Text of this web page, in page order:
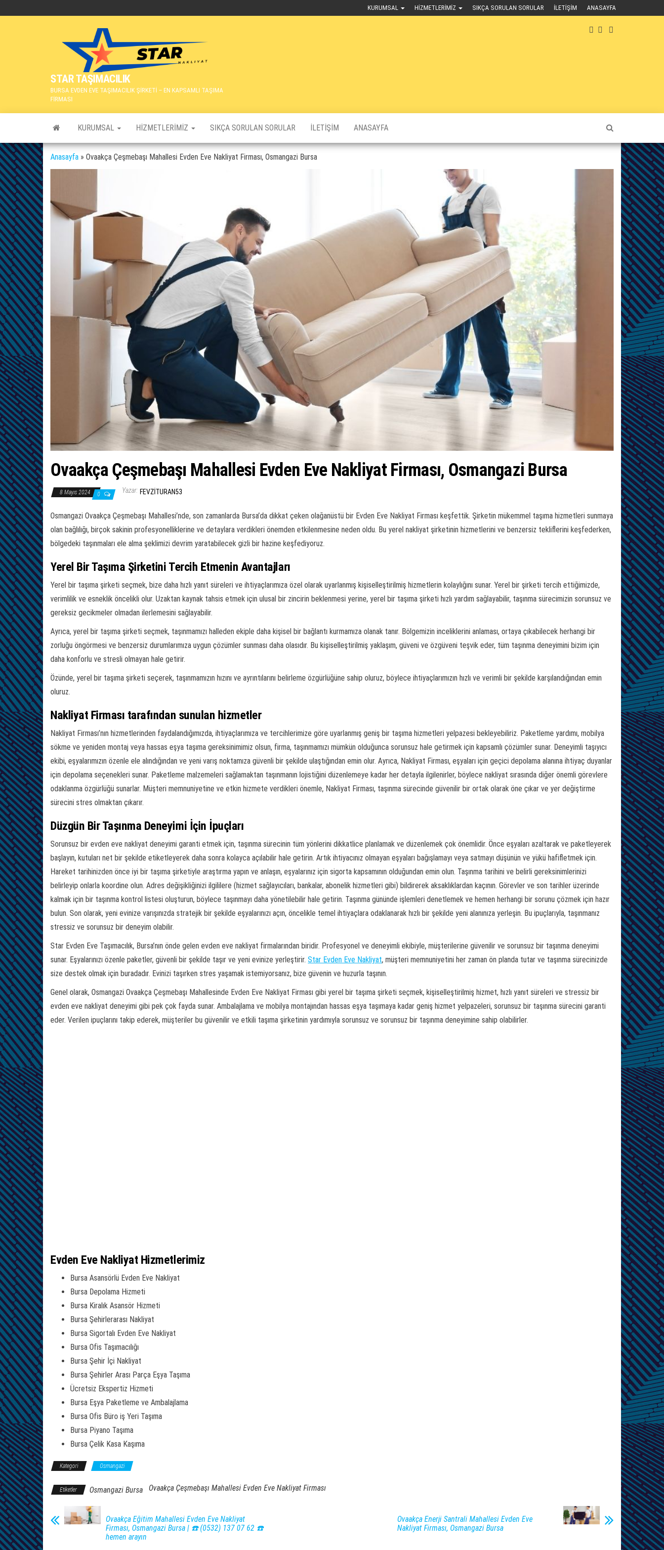
KURUMSAL HIZMETLERIMIZ SIKÇA SORULAN SORULAR İLETIŞIM ANASAYFA
STAR TAŞIMACILIK
BURSA EVDEN EVE TAŞIMACILIK ŞİRKETİ – EN KAPSAMLI TAŞIMA
FİRMASI
KURUMSAL HIZMETLERIMIZ SIKÇA SORULAN SORULAR İLETIŞIM ANASAYFA
Anasayfa » Ovaakça Çeşmebaşı Mahallesi Evden Eve Nakliyat Firması, Osmangazi Bursa
Ovaakça Çeşmebaşı Mahallesi Evden Eve Nakliyat Firması, Osmangazi Bursa
8 Mayıs 2024 0 Yazar: FEVZITURAN53
Osmangazi Ovaakça Çeşmebaşı Mahallesi’nde, son zamanlarda Bursa’da dikkat çeken olağanüstü bir Evden Eve Nakliyat Firması keşfettik. Şirketin mükemmel taşıma hizmetleri sunmaya
olan bağlılığı, birçok sakinin profesyonelliklerine ve detaylara verdikleri önemden etkilenmesine neden oldu. Bu yerel nakliyat şirketinin hizmetlerini ve benzersiz tekliflerini keşfederken,
bölgedeki taşınmaları ele alma şeklimizi devrim yaratabilecek gizli bir hazine keşfediyoruz.
Yerel Bir Taşıma Şirketini Tercih Etmenin Avantajları
Yerel bir taşıma şirketi seçmek, bize daha hızlı yanıt süreleri ve ihtiyaçlarımıza özel olarak uyarlanmış kişiselleştirilmiş hizmetlerin kolaylığını sunar. Yerel bir şirketi tercih ettiğimizde,
verimlilik ve esneklik öncelikli olur. Uzaktan kaynak tahsis etmek için ulusal bir zincirin beklenmesi yerine, yerel bir taşıma şirketi hızlı yardım sağlayabilir, taşınma sürecimizin sorunsuz ve
gereksiz gecikmeler olmadan ilerlemesini sağlayabilir.
Ayrıca, yerel bir taşıma şirketi seçmek, taşınmamızı halleden ekiple daha kişisel bir bağlantı kurmamıza olanak tanır. Bölgemizin inceliklerini anlaması, ortaya çıkabilecek herhangi bir
zorluğu öngörmesi ve benzersiz durumlarımıza uygun çözümler sunması daha olasıdır. Bu kişiselleştirilmiş yaklaşım, güveni ve özgüveni teşvik eder, tüm taşınma deneyimini bizim için
daha konforlu ve stresli olmayan hale getirir.
Özünde, yerel bir taşıma şirketi seçerek, taşınmamızın hızını ve ayrıntılarını belirleme özgürlüğüne sahip oluruz, böylece ihtiyaçlarımızın hızlı ve verimli bir şekilde karşılandığından emin
oluruz.
Nakliyat Firması tarafından sunulan hizmetler
Nakliyat Firması’nın hizmetlerinden faydalandığımızda, ihtiyaçlarımıza ve tercihlerimize göre uyarlanmış geniş bir taşıma hizmetleri yelpazesi bekleyebiliriz. Paketleme yardımı, mobilya
sökme ve yeniden montaj veya hassas eşya taşıma gereksinimimiz olsun, firma, taşınmamızı mümkün olduğunca sorunsuz hale getirmek için kapsamlı çözümler sunar. Deneyimli taşıyıcı
ekibi, eşyalarımızın özenle ele alındığından ve yeni varış noktamıza güvenli bir şekilde ulaştığından emin olur. Ayrıca, Nakliyat Firması, eşyaları için geçici depolama alanına ihtiyaç duyanlar
için depolama seçenekleri sunar. Paketleme malzemeleri sağlamaktan taşınmanın lojistiğini düzenlemeye kadar her detayla ilgilenirler, böylece nakliyat sırasında diğer önemli görevlere
odaklanma özgürlüğü sunarlar. Müşteri memnuniyetine ve etkin hizmete verdikleri önemle, Nakliyat Firması, taşınma sürecinde güvenilir bir ortak olarak öne çıkar ve yer değiştirme
sürecini stres olmaktan çıkarır.
Düzgün Bir Taşınma Deneyimi İçin İpuçları
Sorunsuz bir evden eve nakliyat deneyimi garanti etmek için, taşınma sürecinin tüm yönlerini dikkatlice planlamak ve düzenlemek çok önemlidir. Önce eşyaları azaltarak ve paketleyerek
başlayın, kutuları net bir şekilde etiketleyerek daha sonra kolayca açılabilir hale getirin. Artık ihtiyacınız olmayan eşyaları bağışlamayı veya satmayı düşünün ve yükü hafifletmek için.
Hareket tarihinizden önce iyi bir taşıma şirketiyle araştırma yapın ve anlaşın, eşyalarınız için sigorta kapsamının olduğundan emin olun. Taşınma tarihini ve belirli gereksinimlerinizi
belirleyip onlarla koordine olun. Adres değişikliğinizi ilgililere (hizmet sağlayıcıları, bankalar, abonelik hizmetleri gibi) bildirerek aksaklıklardan kaçının. Görevler ve son tarihler üzerinde
kalmak için bir taşınma kontrol listesi oluşturun, böylece taşınmayı daha yönetilebilir hale getirin. Taşınma gününde işlemleri denetlemek ve hemen herhangi bir sorunu çözmek için hazır
bulun. Son olarak, yeni evinize varışınızda stratejik bir şekilde eşyalarınızı açın, öncelikle temel ihtiyaçlara odaklanarak hızlı bir şekilde yeni alanınıza yerleşin. Bu ipuçlarıyla, taşınmanız
stressiz ve sorunsuz bir deneyim olabilir.
Star Evden Eve Taşımacılık, Bursa’nın önde gelen evden eve nakliyat firmalarından biridir. Profesyonel ve deneyimli ekibiyle, müşterilerine güvenilir ve sorunsuz bir taşınma deneyimi
sunar. Eşyalarınızı özenle paketler, güvenli bir şekilde taşır ve yeni evinize yerleştirir. Star Evden Eve Nakliyat, müşteri memnuniyetini her zaman ön planda tutar ve taşınma sürecinizde
size destek olmak için buradadır. Evinizi taşırken stres yaşamak istemiyorsanız, bize güvenin ve huzurla taşının.
Genel olarak, Osmangazi Ovaakça Çeşmebaşı Mahallesinde Evden Eve Nakliyat Firması gibi yerel bir taşıma şirketi seçmek, kişiselleştirilmiş hizmet, hızlı yanıt süreleri ve stressiz bir
evden eve nakliyat deneyimi gibi pek çok fayda sunar. Ambalajlama ve mobilya montajından hassas eşya taşımaya kadar geniş hizmet yelpazeleri, sorunsuz bir taşınma sürecini garanti
eder. Verilen ipuçlarını takip ederek, müşteriler bu güvenilir ve etkili taşıma şirketinin yardımıyla sorunsuz ve sorunsuz bir taşınma deneyimine sahip olabilirler.
Evden Eve Nakliyat Hizmetlerimiz
Bursa Asansörlü Evden Eve Nakliyat
Bursa Depolama Hizmeti
Bursa Kiralık Asansör Hizmeti
Bursa Şehirlerarası Nakliyat
Bursa Sigortalı Evden Eve Nakliyat
Bursa Ofis Taşımacılığı
Bursa Şehir İçi Nakliyat
Bursa Şehirler Arası Parça Eşya Taşıma
Ücretsiz Ekspertiz Hizmeti
Bursa Eşya Paketleme ve Ambalajlama
Bursa Ofis Büro iş Yeri Taşıma
Bursa Piyano Taşıma
Bursa Çelik Kasa Kaşıma
Kategori Osmangazi
Etiketler Osmangazi Bursa Ovaakça Çeşmebaşı Mahallesi Evden Eve Nakliyat Firması
Ovaakça Eğitim Mahallesi Evden Eve Nakliyat
Firması, Osmangazi Bursa | ☎️ (0532) 137 07 62 ☎️
hemen arayın
Ovaakça Enerji Santrali Mahallesi Evden Eve
Nakliyat Firması, Osmangazi Bursa